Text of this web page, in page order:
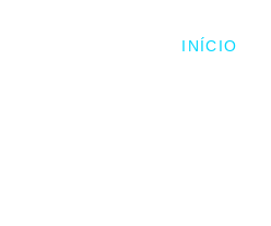
INÍCIO